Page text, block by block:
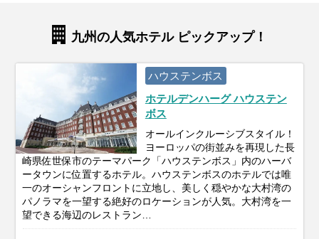
九州の人気ホテル ピックアップ！
ハウステンボス
ホテルデンハーグ ハウステン
ボス
オールインクルーシブスタイル！
ヨーロッパの街並みを再現した長
崎県佐世保市のテーマパーク「ハウステンボス」内のハーバ
ータウンに位置するホテル。ハウステンボスのホテルでは唯
一のオーシャンフロントに立地し、美しく穏やかな大村湾の
パノラマを一望する絶好のロケーションが人気。大村湾を一
望できる海辺のレストラン…